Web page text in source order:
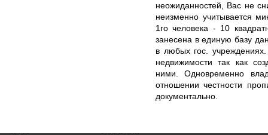
неожиданностей, Вас не
неизменно учитывается
1го человека - 10
занесена в единую базу
в любых гос.
недвижимости так как
ними. Одновременно
отношении честности
документально.